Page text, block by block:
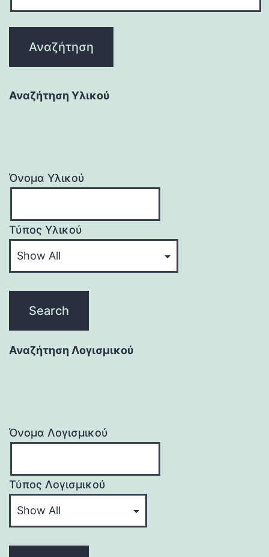
Αναζήτηση Υλικού
Όνομα Υλικού
Τύπος Υλικού
Αναζήτηση Λογισμικού
Όνομα Λογισμικού
Τύπος Λογισμικού